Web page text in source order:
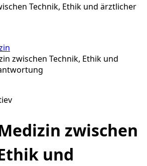
Technik, Ethik und ärztlicher
zwischen Technik, Ethik und
zwischen
und